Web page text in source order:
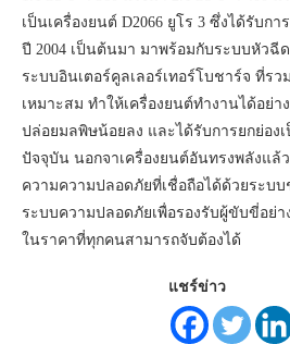
เป็นเครื่องยนต์ D2066 ยูโร 3 ซึ่งได้รับ
ปี 2004 เป็นต้นมา มาพร้อมกับระบบหัวฉี
ระบบอินเตอร์คูลเลอร์เทอร์โบชาร์จ ที่รว
เหมาะสม ทำให้เครื่องยนต์ทำงานได้อย่า
ปล่อยมลพิษน้อยลง และได้รับการยกย่อง
ปัจจุบัน นอกจาเครื่องยนต์อันทรงพลังแล้
ความความปลอดภัยที่เชื่อถือได้ด้วยระบ
ระบบความปลอดภัยเพื่อรองรับผู้ขับขี่อย่
ในราคาที่ทุกคนสามารถจับต้องได้
แชร์ข่าว